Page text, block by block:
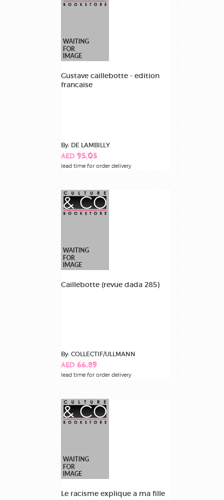
Gustave caillebotte - edition
francaise
By: DE LAMBILLY
AED 95.05
lead time for order delivery
Caillebotte (revue dada 285)
By: COLLECTIF/ULLMANN
AED 66.89
lead time for order delivery
Le racisme explique a ma fille